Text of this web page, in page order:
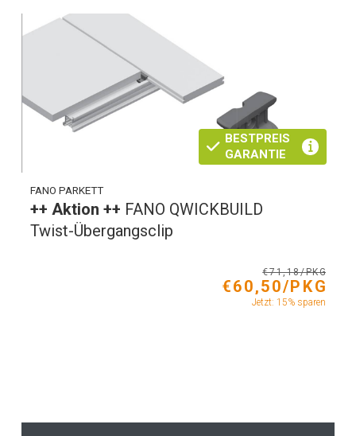
BESTPREIS
GARANTIE
FANO PARKETT
++ Aktion ++ FANO QWICKBUILD
Twist-Übergangsclip
€71,18/PKG
€60,50/PKG
Jetzt: 15% sparen